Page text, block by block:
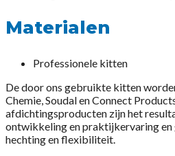
Materialen
Professionele kitten
De door ons gebruikte kitten
Chemie, Soudal en Connect
afdichtingsproducten zijn het
ontwikkeling en praktijkervaring en
hechting en flexibiliteit.